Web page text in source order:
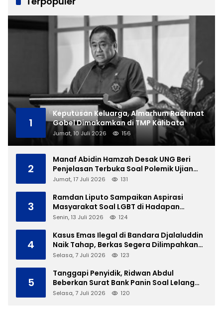
1
Keputusan Keluarga, Almarhum Rachmat
Gobel Dimakamkan di TMP Kalibata
Jumat, 10 Juli 2026 156
2
Manaf Abidin Hamzah Desak UNG Beri
Penjelasan Terbuka Soal Polemik Ujian
Skripsi Mahasiswi
Jumat, 17 Juli 2026 131
3
Ramdan Liputo Sampaikan Aspirasi
Masyarakat Soal LGBT di Hadapan
Gubernur Gusnar
Senin, 13 Juli 2026 124
4
Kasus Emas Ilegal di Bandara Djalaluddin
Naik Tahap, Berkas Segera Dilimpahkan
ke JPU
Selasa, 7 Juli 2026 123
5
Tanggapi Penyidik, Ridwan Abdul
Beberkan Surat Bank Panin Soal Lelang
Aset Eks PLTD Isimu
Selasa, 7 Juli 2026 120